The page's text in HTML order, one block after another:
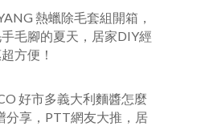
熱蠟除毛套組開箱，
毛腳的夏天，居家DIY經
方便！
好市多義大利麵醬怎麼
分享，PTT網友大推，居